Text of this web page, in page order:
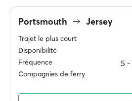
Portsmouth Jersey
Trajet le plus court
Disponibilité
Fréquence 5
Compagnies de ferry